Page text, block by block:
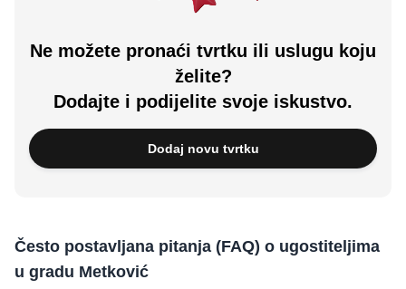
Ne možete pronaći tvrtku ili uslugu koju
želite?
Dodajte i podijelite svoje iskustvo.
Dodaj novu tvrtku
Često postavljana pitanja (FAQ) o ugostiteljima
u gradu Metković